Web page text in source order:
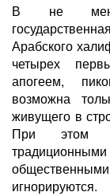
В не
Арабского
четырех
апогеем,
возможна
живущего в
При этом
игнорируются.